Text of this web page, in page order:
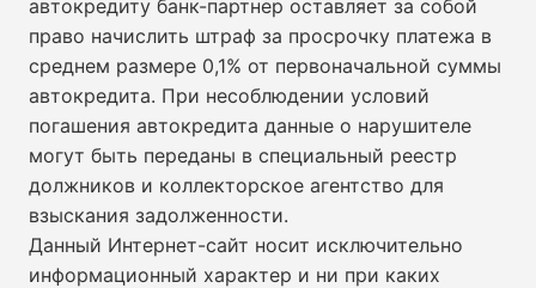
автокредиту банк-партнер оставляет за собой
право начислить штраф за просрочку платежа в
среднем размере 0,1% от первоначальной суммы
автокредита. При несоблюдении условий
погашения автокредита данные о нарушителе
могут быть переданы в специальный реестр
должников и коллекторское агентство для
взыскания задолженности.
Данный Интернет-сайт носит исключительно
информационный характер и ни при каких